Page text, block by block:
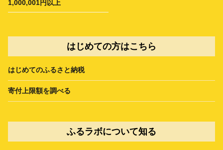
1,000,001円以上
はじめての方はこちら
はじめてのふるさと納税
寄付上限額を調べる
ふるラボについて知る